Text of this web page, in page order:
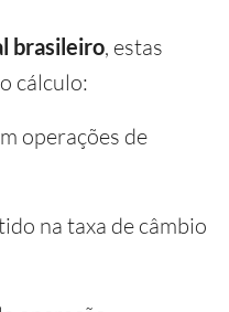
brasileiro, estas
cálculo:
operações de
na taxa de câmbio